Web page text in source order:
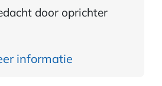
door oprichter
informatie